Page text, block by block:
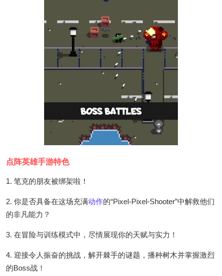
点阵英雄手游特色
1. 笔克的朋友被绑架啦！
2. 你是否具备在这场充满动作的“Pixel-Pixel-Shooter”中解救他们
的非凡能力？
3. 在冒险与训练模式中，尽情展现你的天赋与实力！
4. 迎接令人振奋的挑战，解开棘手的谜题，播种树木并掌握激烈
的Boss战！